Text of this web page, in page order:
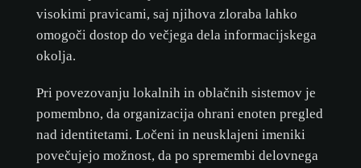
visokimi pravicami, saj njihova zloraba lahko
omogoči dostop do večjega dela informacijskega
okolja.
Pri povezovanju lokalnih in oblačnih sistemov je
pomembno, da organizacija ohrani enoten pregled
nad identitetami. Ločeni in neusklajeni imeniki
povečujejo možnost, da po spremembi delovnega